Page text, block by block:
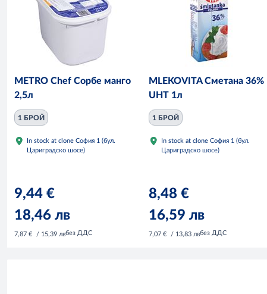
METRO Chef Сорбе манго
2,5л
1 БРОЙ
In stock at clone София 1 (бул.
Цариградско шосе)
9,44 €
18,46 лв
7,87 € / 15,39 лвбез ДДС
MLEKOVITA Сметана 36%
UHT 1л
1 БРОЙ
In stock at clone София 1 (бул.
Цариградско шосе)
8,48 €
16,59 лв
7,07 € / 13,83 лвбез ДДС